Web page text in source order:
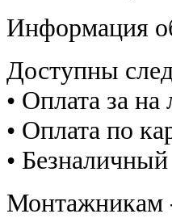
Информация
Доступны
• Оплата за
• Оплата по
• Безналичный
Монтажникам